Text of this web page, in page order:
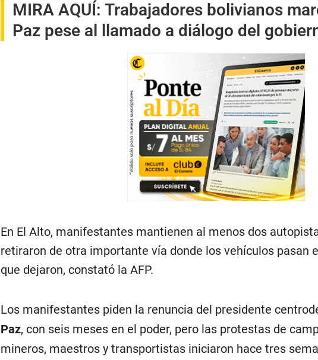
MIRA AQUÍ: Trabajadores bolivianos
Paz pese al llamado a diálogo del
En El Alto, manifestantes mantienen al menos dos
retiraron de otra importante vía donde los vehículos pasan
que dejaron, constató la AFP.
Los manifestantes piden la renuncia del presidente
Paz, con seis meses en el poder, pero las protestas de
mineros, maestros y transportistas iniciaron hace tres